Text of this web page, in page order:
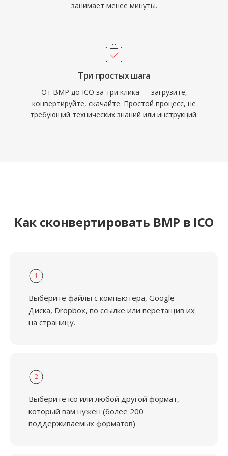
занимает менее минуты.
Три простых шага
От BMP до ICO за три клика — загрузите,
конвертируйте, скачайте. Простой процесс, не
требующий технических знаний или инструкций.
Как сконвертировать BMP в ICO
1
Выберите файлы с компьютера, Google
Диска, Dropbox, по ссылке или перетащив их
на страницу.
2
Выберите ico или любой другой формат,
который вам нужен (более 200
поддерживаемых форматов)